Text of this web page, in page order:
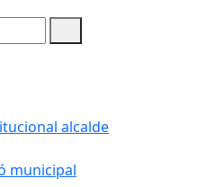
alcalde
municipal